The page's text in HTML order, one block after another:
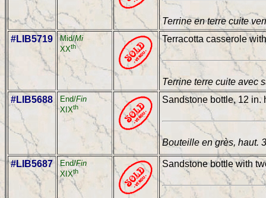
Terrine en terre cuite
#LIB5719
Mid/Mi
XXth
Terracotta casserole
Terrine terre cuite avec
#LIB5688
End/Fin
XIXth
Sandstone bottle, 12 in.
Bouteille en grès, haut.
#LIB5687 End/Fin
XIXth
Sandstone bottle with